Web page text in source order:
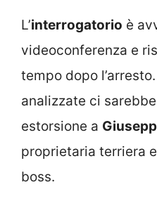
L’interrogatorio è
videoconferenza e
tempo dopo
analizzate ci
estorsione a
proprietaria terriera
boss.